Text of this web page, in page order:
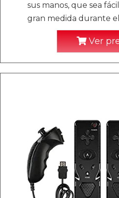
sus manos, que sea
gran medida durante
Ver